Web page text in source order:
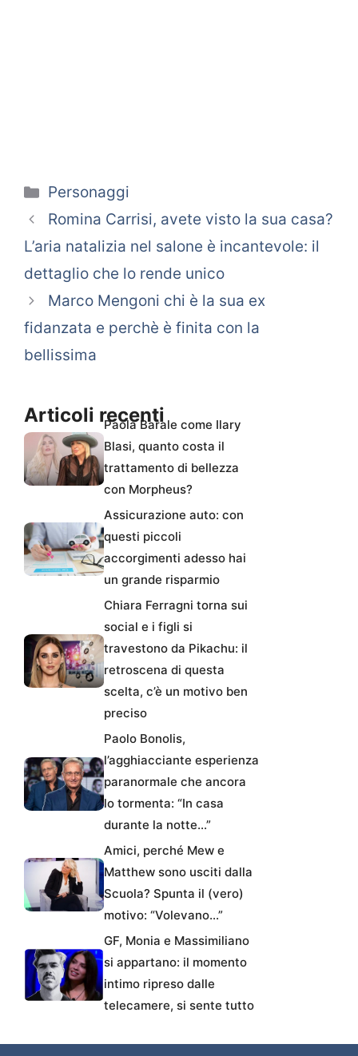
Categorie
Personaggi
Romina Carrisi, avete visto la sua casa?
L’aria natalizia nel salone è incantevole: il
dettaglio che lo rende unico
Marco Mengoni chi è la sua ex
fidanzata e perchè è finita con la
bellissima
Articoli recentiPaola Barale come Ilary
Blasi, quanto costa il
trattamento di bellezza
con Morpheus?
Assicurazione auto: con
questi piccoli
accorgimenti adesso hai
un grande risparmio
Chiara Ferragni torna sui
social e i figli si
travestono da Pikachu: il
retroscena di questa
scelta, c’è un motivo ben
preciso
Paolo Bonolis,
l’agghiacciante esperienza
paranormale che ancora
lo tormenta: “In casa
durante la notte…”
Amici, perché Mew e
Matthew sono usciti dalla
Scuola? Spunta il (vero)
motivo: “Volevano…”
GF, Monia e Massimiliano
si appartano: il momento
intimo ripreso dalle
telecamere, si sente tutto